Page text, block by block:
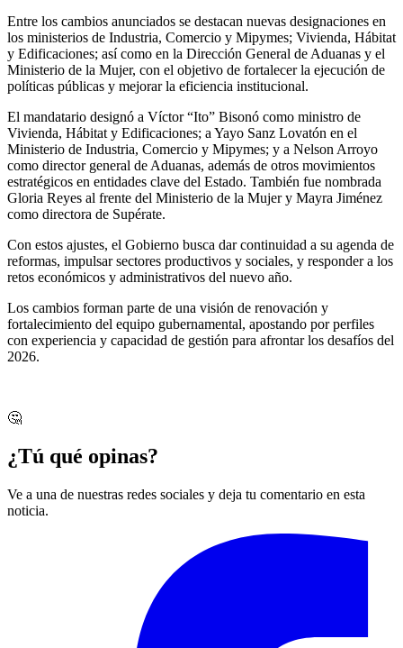
Entre los cambios anunciados se destacan nuevas designaciones en
los ministerios de Industria, Comercio y Mipymes; Vivienda, Hábitat
y Edificaciones; así como en la Dirección General de Aduanas y el
Ministerio de la Mujer, con el objetivo de fortalecer la ejecución de
políticas públicas y mejorar la eficiencia institucional.
El mandatario designó a Víctor “Ito” Bisonó como ministro de
Vivienda, Hábitat y Edificaciones; a Yayo Sanz Lovatón en el
Ministerio de Industria, Comercio y Mipymes; y a Nelson Arroyo
como director general de Aduanas, además de otros movimientos
estratégicos en entidades clave del Estado. También fue nombrada
Gloria Reyes al frente del Ministerio de la Mujer y Mayra Jiménez
como directora de Supérate.
Con estos ajustes, el Gobierno busca dar continuidad a su agenda de
reformas, impulsar sectores productivos y sociales, y responder a los
retos económicos y administrativos del nuevo año.
Los cambios forman parte de una visión de renovación y
fortalecimiento del equipo gubernamental, apostando por perfiles
con experiencia y capacidad de gestión para afrontar los desafíos del
2026.
🤔
¿Tú qué opinas?
Ve a una de nuestras redes sociales y deja tu comentario en esta
noticia.